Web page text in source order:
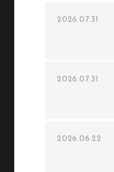
2026.07.31
2026.07.31
2026.06.22